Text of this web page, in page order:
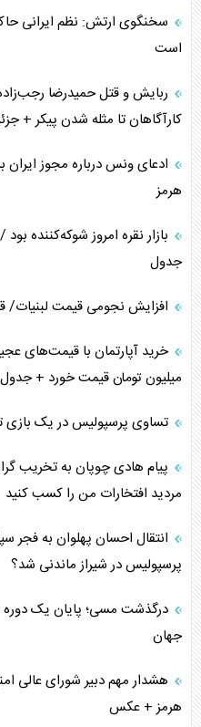
سخنگوی ارتش: نظم ایرانی
است
ربایش و قتل حمیدرضا
کارآگاهان تا مثله شدن پیکر +
ادعای ونس درباره مجوز ایران
هرمز
بازار نقره امروز شوکه‌کننده
جدول
افزایش نجومی قیمت
میلیون تومان قیمت خورد + جدول
تساوی پرسپولیس در یک بازی
پیام هادی چوپان به تخریب
مردید افتخارات من را کسب کنید
انتقال احسان پهلوان به
پرسپولیس در شیراز ماندنی شد؟
جهان
هشدار مهم دبیر شورای عالی
هرمز + عکس